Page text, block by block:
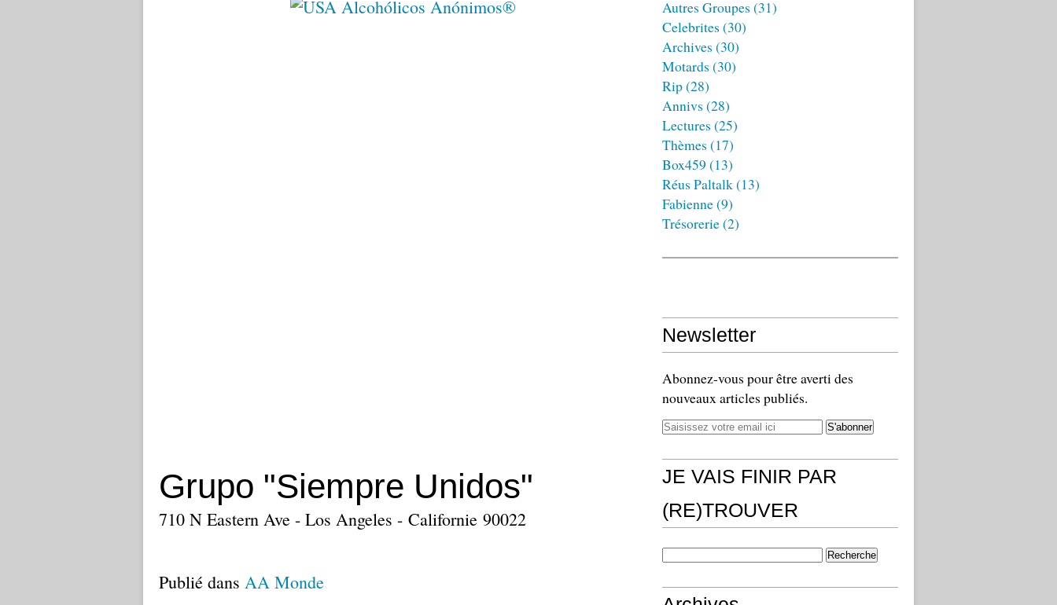
Grupo "Siempre Unidos"
710 N Eastern Ave - Los Angeles - Californie 90022
Publié dans AA Monde
Autres Groupes (31)
Celebrites (30)
Archives (30)
Motards (30)
Rip(28)
Annivs (28)
Lectures (25)
Thèmes (17)
Box459 (13)
Réus Paltalk(13)
Fabienne(9)
Trésorerie(2)
Newsletter
Abonnez-vous pour être averti des
nouveaux articles publiés.
JE VAIS FINIR PAR
(RE)TROUVER